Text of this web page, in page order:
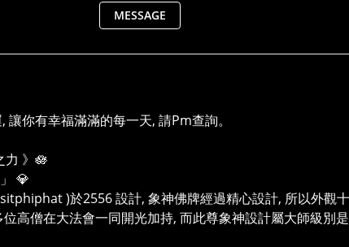
MESSAGE
你有幸福滿滿的每一天, 請Pm查詢。
力 》🪷
💎
)於2556 設計, 象神佛牌經過精心設計, 所以外觀
高僧在大法會一同開光加持, 而此尊象神設計屬大師級別